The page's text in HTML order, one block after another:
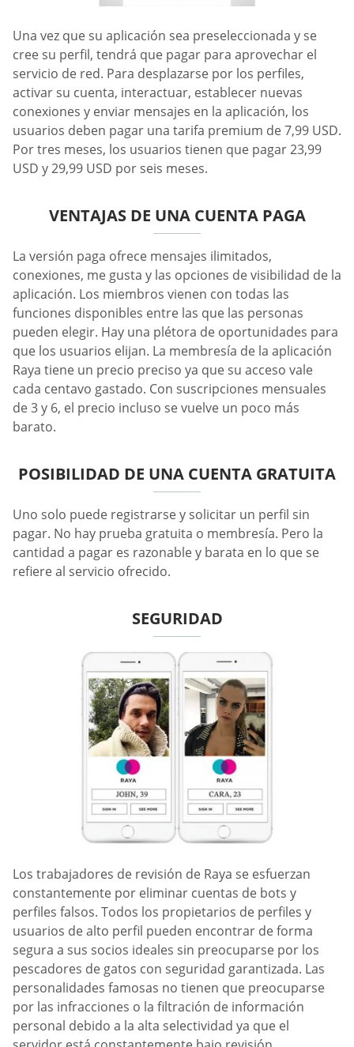
Una vez que su aplicación sea preseleccionada y se
cree su perfil, tendrá que pagar para aprovechar el
servicio de red. Para desplazarse por los perfiles,
activar su cuenta, interactuar, establecer nuevas
conexiones y enviar mensajes en la aplicación, los
usuarios deben pagar una tarifa premium de 7,99 USD.
Por tres meses, los usuarios tienen que pagar 23,99
USD y 29,99 USD por seis meses.
VENTAJAS DE UNA CUENTA PAGA
La versión paga ofrece mensajes ilimitados,
conexiones, me gusta y las opciones de visibilidad de la
aplicación. Los miembros vienen con todas las
funciones disponibles entre las que las personas
pueden elegir. Hay una plétora de oportunidades para
que los usuarios elijan. La membresía de la aplicación
Raya tiene un precio preciso ya que su acceso vale
cada centavo gastado. Con suscripciones mensuales
de 3 y 6, el precio incluso se vuelve un poco más
barato.
POSIBILIDAD DE UNA CUENTA GRATUITA
Uno solo puede registrarse y solicitar un perfil sin
pagar. No hay prueba gratuita o membresía. Pero la
cantidad a pagar es razonable y barata en lo que se
refiere al servicio ofrecido.
SEGURIDAD
Los trabajadores de revisión de Raya se esfuerzan
constantemente por eliminar cuentas de bots y
perfiles falsos. Todos los propietarios de perfiles y
usuarios de alto perfil pueden encontrar de forma
segura a sus socios ideales sin preocuparse por los
pescadores de gatos con seguridad garantizada. Las
personalidades famosas no tienen que preocuparse
por las infracciones o la filtración de información
personal debido a la alta selectividad ya que el